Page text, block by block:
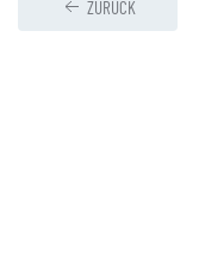
ZURÜCK